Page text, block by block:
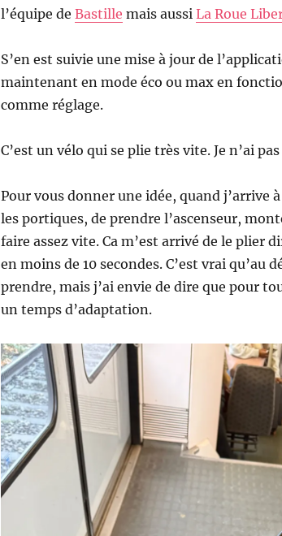
l’équipe de Bastille mais aussi La Roue
S’en est suivie une mise à jour de
maintenant en mode éco ou max en
comme réglage.
C’est un vélo qui se plie très vite. Je n’ai
Pour vous donner une idée, quand j’arrive
les portiques, de prendre l’ascenseur,
faire assez vite. Ca m’est arrivé de le plier
en moins de 10 secondes. C’est vrai qu’au
prendre, mais j’ai envie de dire que pour
un temps d’adaptation.